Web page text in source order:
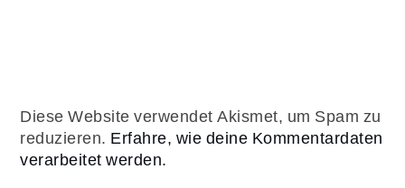
Diese Website verwendet Akismet, um Spam zu
reduzieren. Erfahre, wie deine Kommentardaten
verarbeitet werden.